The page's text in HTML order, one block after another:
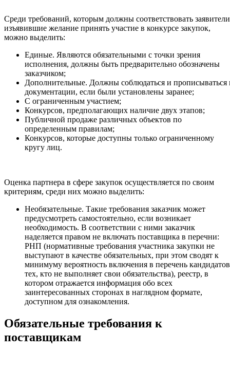
Среди требований, которым должны соответствовать
изъявившие желание принять участие в конкурсе закупок,
можно выделить:
Единые. Являются обязательными с точки зрения
исполнения, должны быть предварительно обозначены
заказчиком;
Дополнительные. Должны соблюдаться и прописываться
документации, если были установлены заранее;
С ограниченным участием;
Конкурсов, предполагающих наличие двух этапов;
Публичной продаже различных объектов по
определенным правилам;
Конкурсов, которые доступны только ограниченному
кругу лиц.
Оценка партнера в сфере закупок осуществляется по своим
критериям, среди них можно выделить:
Необязательные. Такие требования заказчик может
предусмотреть самостоятельно, если возникает
необходимость. В соответствии с ними заказчик
наделяется правом не включать поставщика в перечни:
РНП (нормативные требования участника закупки не
выступают в качестве обязательных, при этом сводят к
минимуму вероятность включения в перечень
тех, кто не выполняет свои обязательства), реестр, в
котором отражается информация обо всех
заинтересованных сторонах в наглядном формате,
доступном для ознакомления.
Обязательные требования к
поставщикам